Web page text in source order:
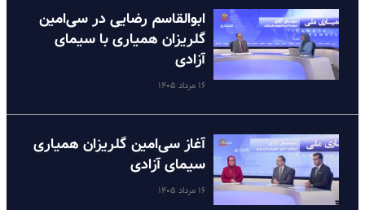
ابوالقاسم رضایی در سی‌امین
گلریزان همیاری با سیمای
آزادی
۱۶ مرداد ۱۴۰۵
آغاز سی‌امین گلریزان همیاری
سیمای آزادی
۱۶ مرداد ۱۴۰۵